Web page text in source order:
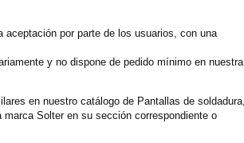
por parte de los usuarios, con una
y no dispone de pedido mínimo en nuestra
en nuestro catálogo de Pantallas de soldadura,
Solter en su sección correspondiente o